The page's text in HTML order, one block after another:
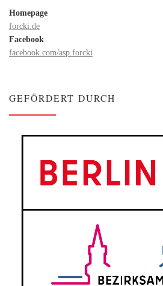
Homepage
forcki.de
Facebook
facebook.com/asp.forcki
GEFÖRDERT DURCH